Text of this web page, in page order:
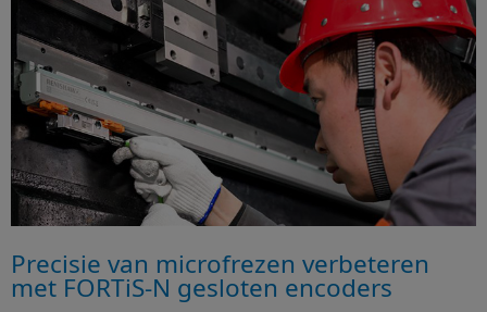
Precisie van microfrezen verbeteren
met FORTiS-N gesloten encoders